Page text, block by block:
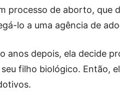
processo de aborto, que
lo a uma agência de
anos depois, ela decide
seu filho biológico. Então,